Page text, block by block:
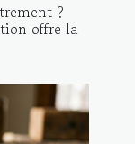
?
offre la